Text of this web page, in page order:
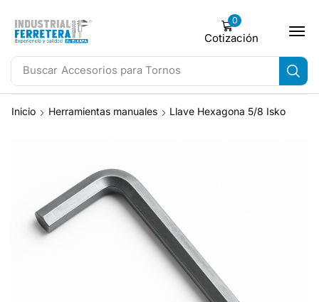
Buscar Accesorios para Tornos
0
Cotización
Inicio Herramientas manuales Llave Hexagona 5/8 Isko